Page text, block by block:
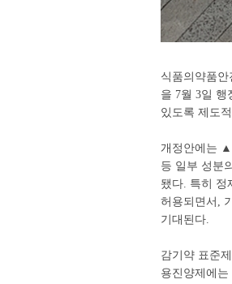
식품의약품
을 7월 3일
있도록 제도
개정안에는 ▲
등 일부 성분
됐다. 특히 정
허용되면서,
기대된다.
감기약 표준
용진양제에